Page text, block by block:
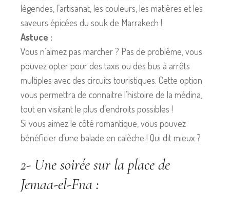
légendes, l’artisanat, les couleurs, les matières et les
saveurs épicées du souk de Marrakech !
Astuce :
Vous n’aimez pas marcher ? Pas de problème, vous
pouvez opter pour des taxis ou des bus à arrêts
multiples avec des circuits touristiques. Cette option
vous permettra de connaitre l’histoire de la médina,
tout en visitant le plus d’endroits possibles !
Si vous aimez le côté romantique, vous pouvez
bénéficier d’une balade en calèche ! Qui dit mieux ?
2- Une soirée sur la place de
Jemaa-el-Fna :